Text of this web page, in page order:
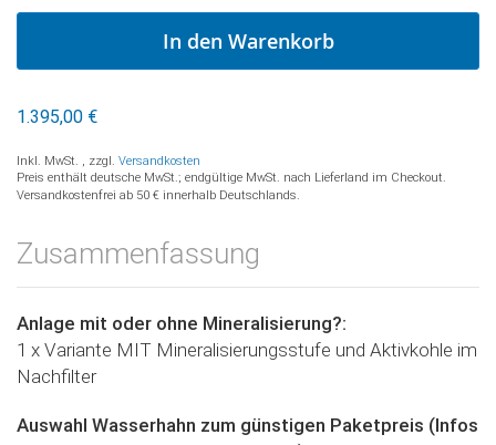
Umkehrosmoseanlage
Osmosewasserhahn,
Keimsperre
In den Warenkorb
1.395,00 €
Inkl. MwSt. , zzgl. Versandkosten
Preis enthält deutsche MwSt.; endgültige MwSt. nach Lieferland im Checkout.
Versandkostenfrei ab 50 € innerhalb Deutschlands.
Zusammenfassung
Anlage mit oder ohne Mineralisierung?:
1 x Variante MIT Mineralisierungsstufe und Aktivkohle im
Nachfilter
Auswahl Wasserhahn zum günstigen Paketpreis (Infos